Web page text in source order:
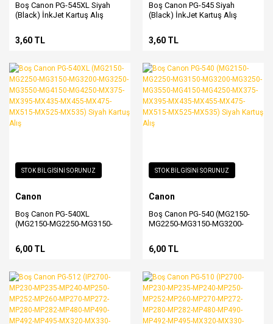
Boş Canon PG-545XL Siyah
(Black) İnkJet Kartuş Alış
3,60 TL
Boş Canon PG-545 Siyah
(Black) İnkJet Kartuş Alış
3,60 TL
STOK BİLGİSİNİ SORUNUZ
Canon
Boş Canon PG-540XL
(MG2150-MG2250-MG3150-
MG4150-MG4250-MX375-
MX395-MX435-MX455-MX475-
Kartuş Alış
6,00 TL
STOK BİLGİSİNİ SORUNUZ
Canon
Boş Canon PG-540 (MG2150-
MG2250-MG3150-MG3200-
MG4250-MX375-MX395-
MX435-MX455-MX475-MX515-
Alış
6,00 TL